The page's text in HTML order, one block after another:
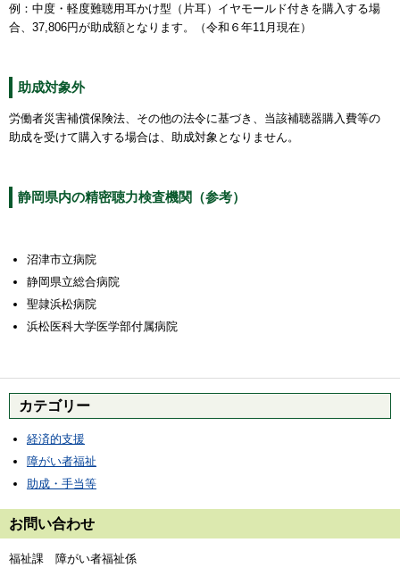
例：中度・軽度難聴用耳かけ型（片耳）イヤモールド付きを購入する場
合、37,806円が助成額となります。（令和６年11月現在）
助成対象外
労働者災害補償保険法、その他の法令に基づき、当該補聴器購入費等の
助成を受けて購入する場合は、助成対象となりません。
静岡県内の精密聴力検査機関（参考）
沼津市立病院
静岡県立総合病院
聖隷浜松病院
浜松医科大学医学部付属病院
カテゴリー
経済的支援
障がい者福祉
助成・手当等
お問い合わせ
福祉課 障がい者福祉係